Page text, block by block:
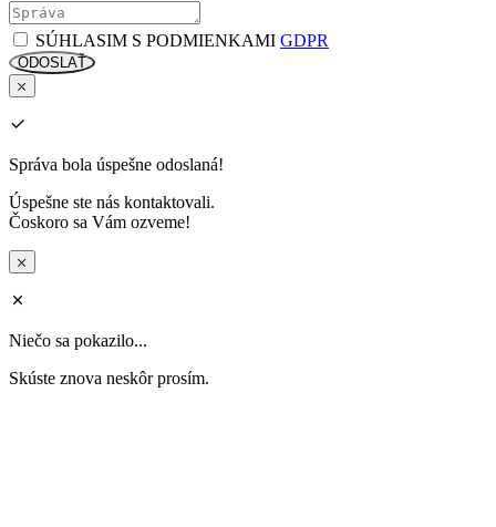
SÚHLASIM S PODMIENKAMI GDPR
ODOSLAŤ
Správa bola úspešne odoslaná!
Úspešne ste nás kontaktovali.
Čoskoro sa Vám ozveme!
Niečo sa pokazilo...
Skúste znova neskôr prosím.